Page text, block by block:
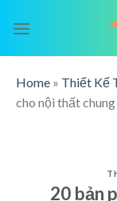
Home » Thiết Kế
cho nội thất
20 bản